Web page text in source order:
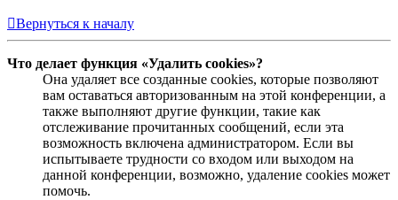
Вернуться к началу
Что делает функция «Удалить cookies»?
Она удаляет все созданные cookies, которые позволяют
вам оставаться авторизованным на этой конференции, а
также выполняют другие функции, такие как
отслеживание прочитанных сообщений, если эта
возможность включена администратором. Если вы
испытываете трудности со входом или выходом на
данной конференции, возможно, удаление cookies может
помочь.